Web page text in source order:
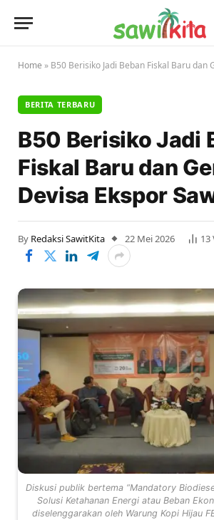
Home » B50 Berisiko Jadi Beban Fiskal Baru dan
BERITA TERBARU
B50 Berisiko Jadi
Fiskal Baru dan
Devisa Ekspor
By Redaksi SawitKita 22 Mei 2026 13
Diskusi publik bertema “Mandatory
Solusi Ketahanan Energi atau Beban
diselenggarakan oleh Warung Kopi Hijau